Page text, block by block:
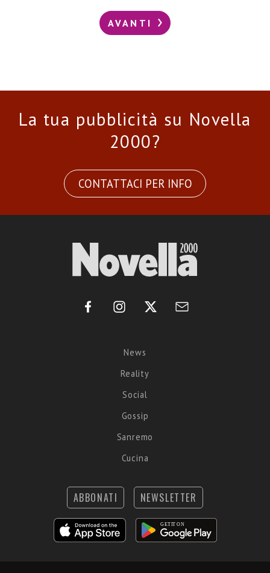
AVANTI
La tua pubblicità su Novella
2000?
CONTATTACI PER INFO
News
Reality
Social
Gossip
Sanremo
Cucina
ABBONATI NEWSLETTER